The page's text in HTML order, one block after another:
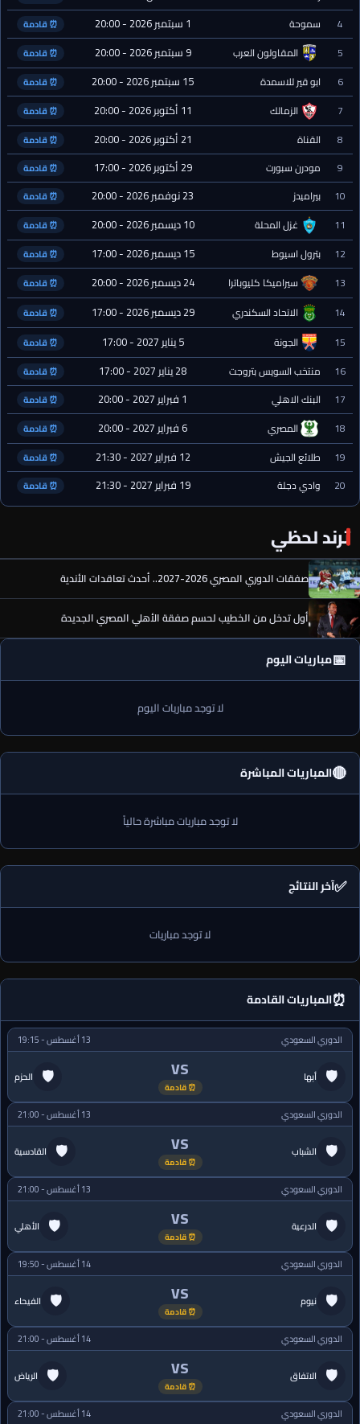
4 سموحة 1 سبتمبر 2026 - 20:00 ⏰ قادمة
5 المقاولون العرب 9 سبتمبر 2026 - 20:00 ⏰ قادمة
6 ابو قير للاسمدة 15 سبتمبر 2026 - 20:00 ⏰ قادمة
7 الزمالك 11 أكتوبر 2026 - 20:00 ⏰ قادمة
8 القناة 21 أكتوبر 2026 - 20:00 ⏰ قادمة
9 مودرن سبورت 29 أكتوبر 2026 - 17:00 ⏰ قادمة
10 بيراميدز 23 نوفمبر 2026 - 20:00 ⏰ قادمة
11 غزل المحلة 10 ديسمبر 2026 - 20:00 ⏰ قادمة
12 بترول اسيوط 15 ديسمبر 2026 - 17:00 ⏰ قادمة
13 سيراميكا كليوباترا 24 ديسمبر 2026 - 20:00 ⏰ قادمة
14 الاتحاد السكندري 29 ديسمبر 2026 - 17:00 ⏰ قادمة
15 الجونة 5 يناير 2027 - 17:00 ⏰ قادمة
16 منتخب السويس بتروجت 28 يناير 2027 - 17:00 ⏰ قادمة
17 البنك الاهلي 1 فبراير 2027 - 20:00 ⏰ قادمة
18 المصري 6 فبراير 2027 - 20:00 ⏰ قادمة
19 طلائع الجيش 12 فبراير 2027 - 21:30 ⏰ قادمة
20 وادي دجلة 19 فبراير 2027 - 21:30 ⏰ قادمة
ترند لحظي
صفقات الدوري المصري 2026-2027.. أحدث تعاقدات الأندية
أول تدخل من الخطيب لحسم صفقة الأهلي المصري الجديدة
📅مباريات اليوم
لا توجد مباريات اليوم
🔴المباريات المباشرة
لا توجد مباريات مباشرة حالياً
✅آخر النتائج
لا توجد مباريات
⏰المباريات القادمة
الدوري السعودي 13 أغسطس - 19:15
🛡 أبها VS
⏰ قادمة
الحزم 🛡
الدوري السعودي 13 أغسطس - 21:00
🛡 الشباب VS
⏰ قادمة
القادسية 🛡
الدوري السعودي 13 أغسطس - 21:00
🛡 الدرعية VS
⏰ قادمة
الأهلي 🛡
الدوري السعودي 14 أغسطس - 19:50
🛡 نيوم VS
⏰ قادمة
الفيحاء 🛡
الدوري السعودي 14 أغسطس - 21:00
🛡 الاتفاق VS
⏰ قادمة
الرياض 🛡
الدوري السعودي 14 أغسطس - 21:00